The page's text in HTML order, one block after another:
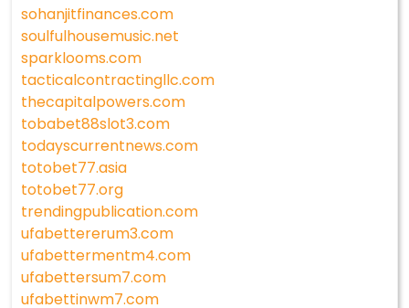
sohanjitfinances.com
soulfulhousemusic.net
sparklooms.com
tacticalcontractingllc.com
thecapitalpowers.com
tobabet88slot3.com
todayscurrentnews.com
totobet77.asia
totobet77.org
trendingpublication.com
ufabettererum3.com
ufabettermentm4.com
ufabettersum7.com
ufabettinwm7.com